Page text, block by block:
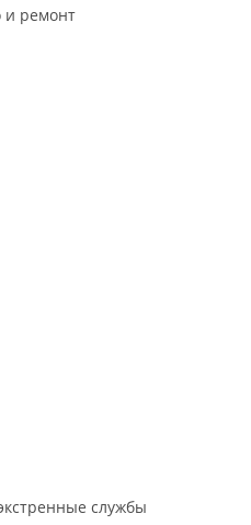
и ремонт
службы